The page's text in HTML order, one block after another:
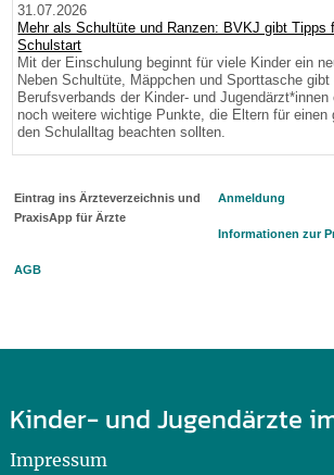
31.07.2026
Mehr als Schultüte und Ranzen: BVKJ gibt Tipps
Schulstart
Mit der Einschulung beginnt für viele Kinder ein
Neben Schultüte, Mäppchen und Sporttasche
Berufsverbands der Kinder- und
noch weitere wichtige Punkte, die Eltern für einen
den Schulalltag beachten sollten.
Eintrag ins Ärzteverzeichnis und
PraxisApp für Ärzte
Anmeldung
Informationen zur
AGB
Kinder- und Jugendärzte
Impressum